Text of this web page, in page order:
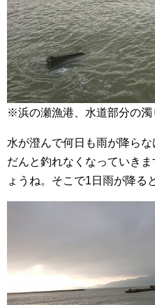
※浜の瀬漁港、水道部分の濁
水が澄んで何日も雨が降ら
だんと釣れなくなっていき
ょうね。そこで1日雨が降る